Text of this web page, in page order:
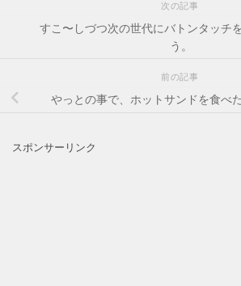
次の記事
すこ〜しづつ次の世代にバトンタッチ
う。
前の記事
やっとの事で、ホットサンドを食べ
スポンサーリンク